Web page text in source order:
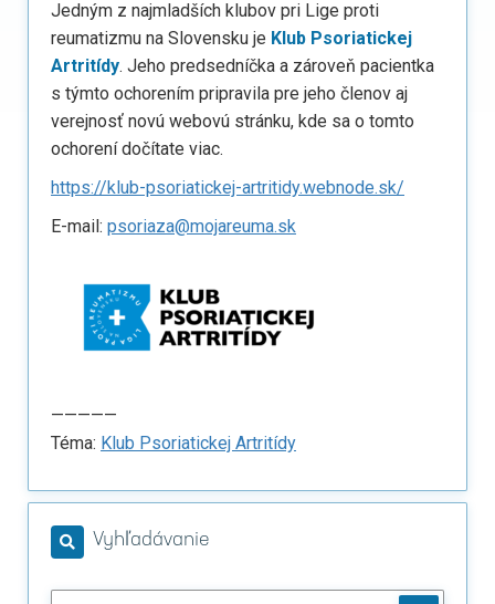
Jedným z najmladších klubov pri Lige proti
reumatizmu na Slovensku je Klub Psoriatickej
Artritídy. Jeho predsedníčka a zároveň pacientka
s týmto ochorením pripravila pre jeho členov aj
verejnosť novú webovú stránku, kde sa o tomto
ochorení dočítate viac.
https://klub-psoriatickej-artritidy.webnode.sk/
E-mail: psoriaza@mojareuma.sk
—————
Téma: Klub Psoriatickej Artritídy
Vyhľadávanie